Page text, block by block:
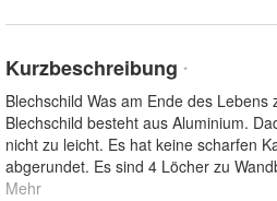
Kurzbeschreibung *
Blechschild Was am Ende des Lebens
Blechschild besteht aus Aluminium.
nicht zu leicht. Es hat keine scharfen
abgerundet. Es sind 4 Löcher zu
Mehr